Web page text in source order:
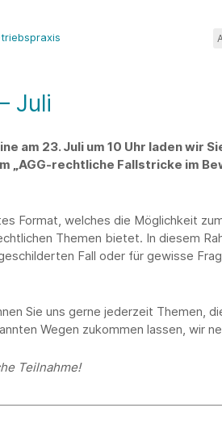
Juli
am 23. Juli um 10 Uhr laden wir
„AGG-rechtliche Fallstricke im
Format, welches die Möglichkeit
Themen bietet. In diesem
Fall oder für gewisse
Sie uns gerne jederzeit Themen,
Wegen zukommen lassen, wir
Teilnahme!